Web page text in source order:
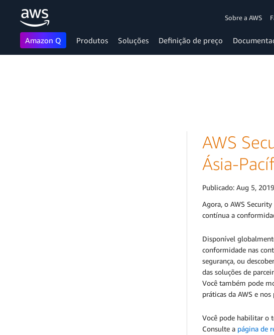
Sobre a AWS
Amazon Q Produtos Soluções Definição de preço
AWS
Ásia-
Publicado: Aug 5, 2019
Agora, o AWS
contínua a
Disponível
conformidade nas
segurança, ou
das soluções de
Você também pode
práticas da AWS e
Você pode habilitar o
Consulte a página de